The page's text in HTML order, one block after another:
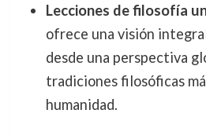
Lecciones de filosofía
ofrece una visión
desde una perspectiva
tradiciones filosóficas
humanidad.